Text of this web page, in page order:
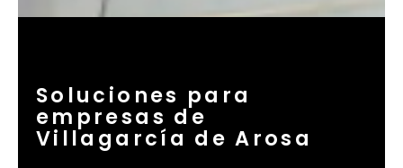
Soluciones para
empresas de
Villagarcía de Arosa